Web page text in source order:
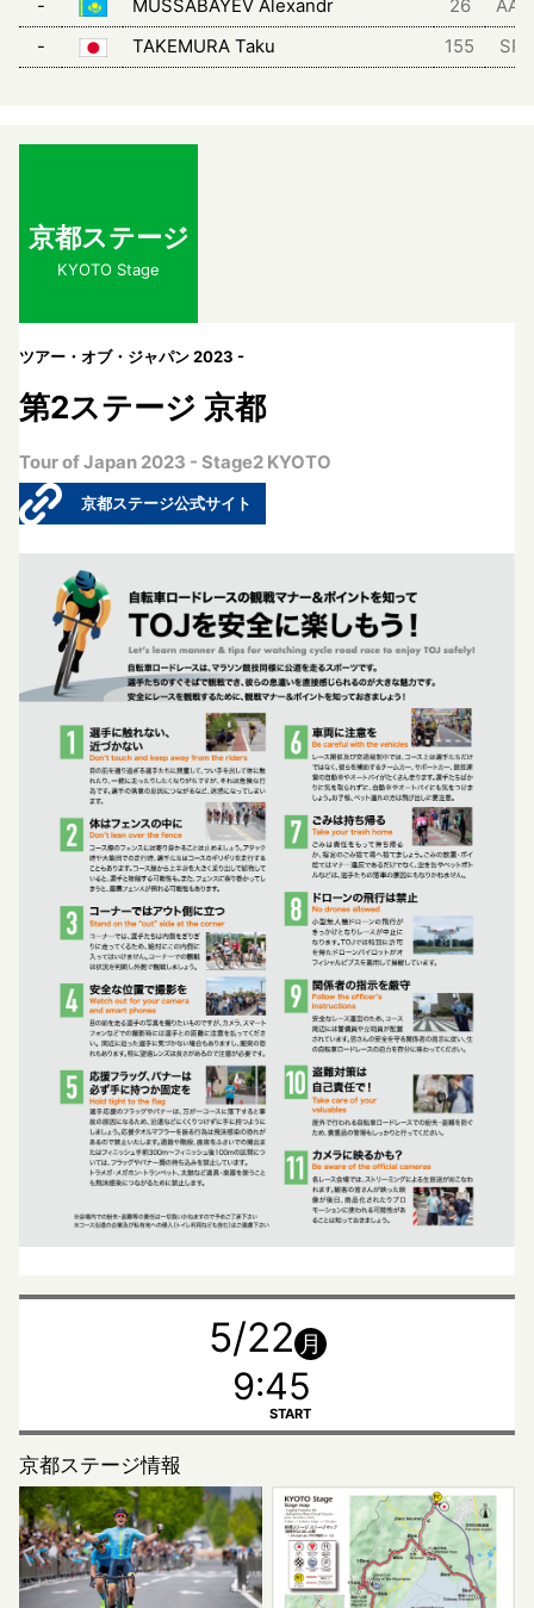
- MUSSABAYEV Alexandr 26
AAM
-
TAKEMURA Taku 155 SPA
京都ステージ
KYOTO Stage
ツアー・オブ・ジャパン 2023 -
第2ステージ 京都
Tour of Japan 2023 - Stage2 KYOTO
京都ステージ公式サイト
5/22 月
9:45
START
京都ステージ情報